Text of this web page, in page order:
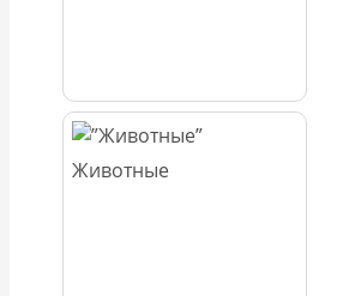
Животные